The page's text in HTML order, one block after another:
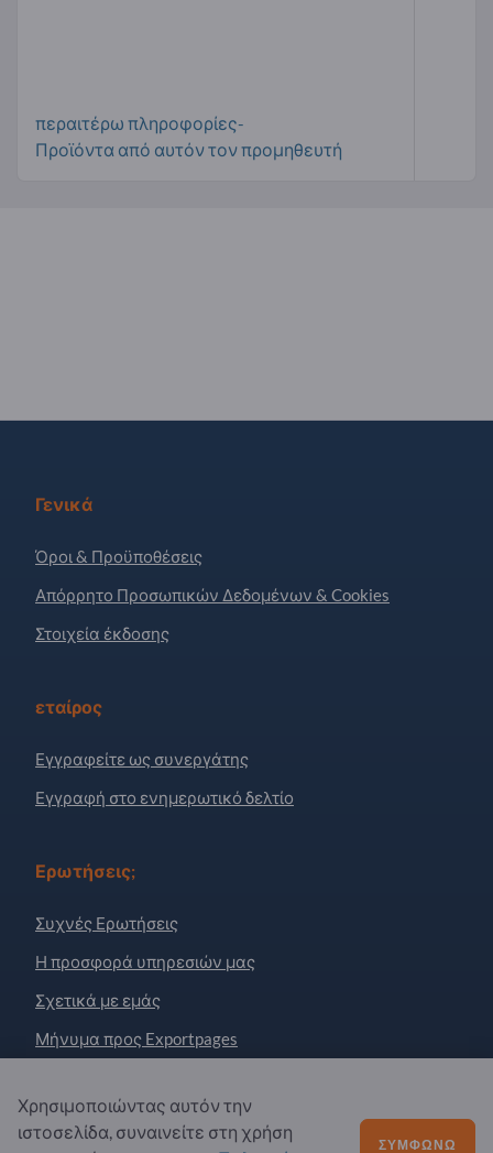
περαιτέρω πληροφορίες-
Προϊόντα από αυτόν τον προμηθευτή
Γενικά
Όροι & Προϋποθέσεις
Απόρρητο Προσωπικών Δεδομένων & Cookies
Στοιχεία έκδοσης
εταίρος
Εγγραφείτε ως συνεργάτης
Εγγραφή στο ενημερωτικό δελτίο
Ερωτήσεις;
Συχνές Ερωτήσεις
Η προσφορά υπηρεσιών μας
Σχετικά με εμάς
Μήνυμα προς Exportpages
Exportpages International Network
Exportpages International GmbH
Χρησιμοποιώντας αυτόν την
ιστοσελίδα, συναινείτε στη χρήση
ΣΥΜΦΩΝΏ